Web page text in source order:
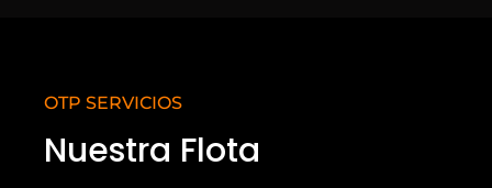
OTP SERVICIOS
Nuestra Flota